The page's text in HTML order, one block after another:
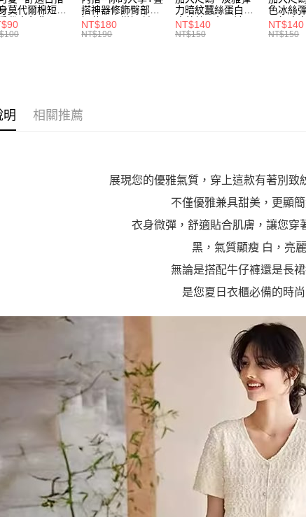
用，由
3.完整用
付客戶
【注意事
結果請
形，恩
付款後
每筆
莫代爾棉短版
帶素色背心
黑.灰L-2L)-
搭神器修飾臀部下
擺萬用內搭裙/遮臀
裙(黑2L-6L)-Q155
NT$180
NT$190
力暗紋蠶絲蛋白無
痕蕾絲三角內褲
(白.粉.藍.黃XL-
NT$140
NT$150
色冰絲
臀無痕
褲(黑.紅
NT$140
NT$150
明 相關推薦
展現您的優雅氣質，穿上這款有著別致
不僅優雅兼具甜美，更顯簡
衣身微彈，舒適貼合肌膚，讓您穿
黑，氣質顯瘦 白，亮
無論是搭配牛仔褲還是長裙
是您夏日衣櫃必備的時尚